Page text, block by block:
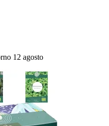
12 agosto